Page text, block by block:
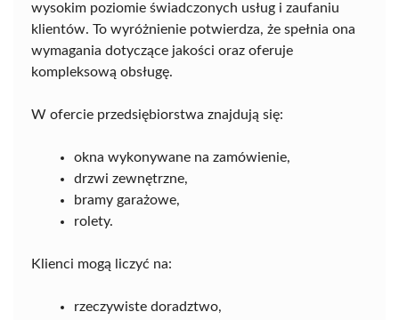
wysokim poziomie świadczonych usług i zaufaniu
klientów. To wyróżnienie potwierdza, że spełnia ona
wymagania dotyczące jakości oraz oferuje
kompleksową obsługę.
W ofercie przedsiębiorstwa znajdują się:
okna wykonywane na zamówienie,
drzwi zewnętrzne,
bramy garażowe,
rolety.
Klienci mogą liczyć na:
rzeczywiste doradztwo,